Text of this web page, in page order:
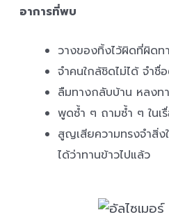
อาการที่พบ
วางของทิ้งไว้ผิดที่ผิดท
จำคนใกล้ชิดไม่ได้ จำชื่
ลืมทางกลับบ้าน หลงท
พูดซ้ำ ๆ ถามซ้ำ ๆ ในเ
สูญเสียความทรงจำสิ่ง
ได้ว่าทานข้าวไปแล้ว